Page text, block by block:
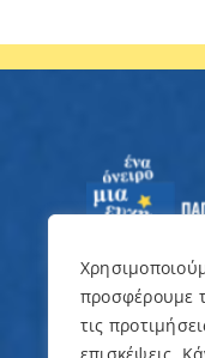
προσφέρουμε
τις